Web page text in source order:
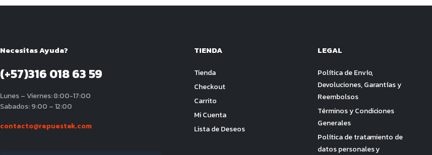
Necesitas Ayuda?
(+57)316 018 63 59
Lunes – Viernes: 8:00-17:00
Sabados: 9:00 – 12:00
contacto@repuestek.com
TIENDA
Tienda
Checkout
Carrito
Mi Cuenta
Lista de Deseos
LEGAL
Política de Envío,
Devoluciones, Garantías y
Reembolsos
Términos y Condiciones
Generales
Política de tratamiento de
datos personales y